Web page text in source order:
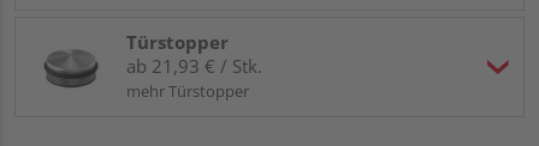
Türstopper
ab 21,93 € / Stk.
mehr Türstopper